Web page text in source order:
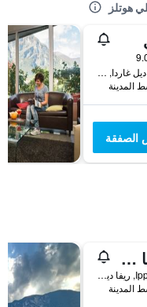
هوتلز
Via Longa 6, ريفا ديل غاردا, مقاطعة ترينتو, إيطاليا
ار ان ك اسا واندا سينس 1999
Ippolito Pederzolli 5, ريفا ديل غاردا, مقاطعة ترينتو, إيطاليا